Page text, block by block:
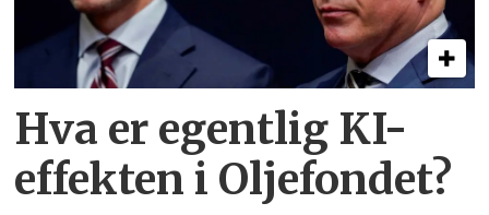
Hva er egentlig KI-
effekten i Oljefondet?